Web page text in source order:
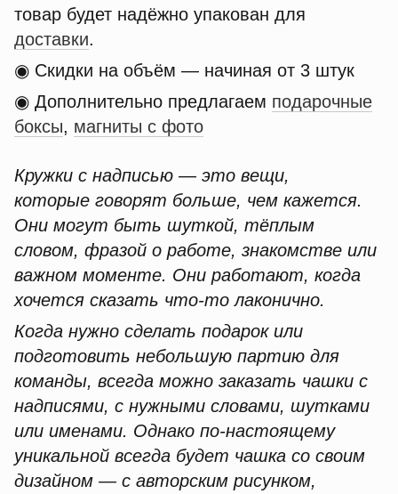
товар будет надёжно упакован для
доставки.
◉ Скидки на объём — начиная от 3 штук
◉ Дополнительно предлагаем подарочные
боксы, магниты с фото
Кружки с надписью — это вещи,
которые говорят больше, чем кажется.
Они могут быть шуткой, тёплым
словом, фразой о работе, знакомстве или
важном моменте. Они работают, когда
хочется сказать что-то лаконично.
Когда нужно сделать подарок или
подготовить небольшую партию для
команды, всегда можно заказать чашки с
надписями, с нужными словами, шутками
или именами. Однако по-настоящему
уникальной всегда будет чашка со своим
дизайном — с авторским рисунком,